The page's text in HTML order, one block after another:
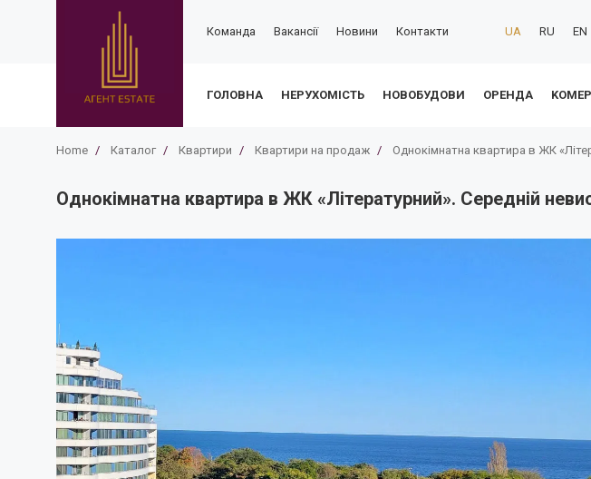
Команда Вакансії Новини Контакти UA RU EN
ГОЛОВНА НЕРУХОМІСТЬ НОВОБУДОВИ ОРЕНДА
Home / Каталог / Квартири / Квартири на продаж / Однокімнатна квартира в ЖК
Однокімнатна квартира в ЖК «Літературний». Середній